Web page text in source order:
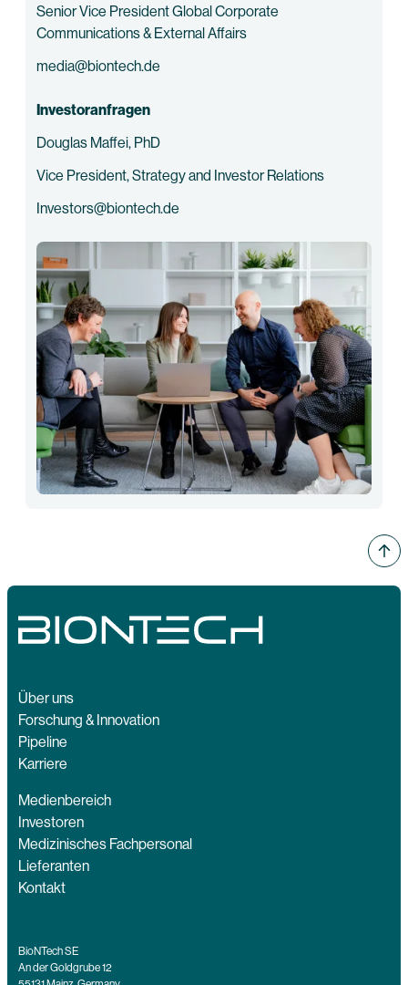
Senior Vice President Global Corporate
Communications & External Affairs
media@biontech.de
Investoranfragen
Douglas Maffei, PhD
Vice President, Strategy and Investor Relations
Investors@biontech.de
Über uns
Forschung & Innovation
Pipeline
Karriere
Medienbereich
Investoren
Medizinisches Fachpersonal
Lieferanten
Kontakt
BioNTech SE
An der Goldgrube 12